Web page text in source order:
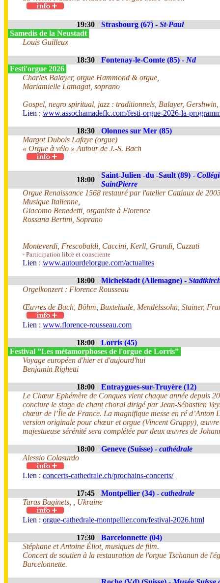
19:30 Strasbourg (67) - St-Paul
Samedis de la Neustadt
Louis Guilleux
18:30 Fontenay-le-Comte (85) - Nd
Festi'orgue 2026
Charles Balayer, orgue Hammond & orgue,
Mariamielle Lamagat, soprano
Gospel, negro spiritual, jazz : traditionnels, Balayer, Gershwin,
Lien : www.assochamadeflc.com/festi-orgue-2026-la-
18:30
Olonnes sur Mer (85)
Margot Dubois Lafaye (orgue)
« Orgue à vélo » Autour de J.-S. Bach
18:00
Saint-Julien -du -Sault (89) -
SaintPierre
Orgue Renaissance 1568 restauré par l'atelier Cattiaux de
Musique Italienne,
Giacomo Benedetti, organiste à Florence
Rossana Bertini, Soprano
Monteverdi, Frescobaldi, Caccini, Kerll, Grandi, Cazzati
- Participation libre et consciente
Lien : www.autourdelorgue.com/actualites
18:00 Michelstadt (Allemagne) -
Orgelkonzert : Florence Rousseau
Œuvres de Bach, Böhm, Buxtehude, Mendelssohn, Stainer,
Lien : www.florence-rousseau.com
18:00
Lorris (45)
Festival ”Les métamorphoses de l'orgue de Lorris”
Voyage européen d'hier et d'aujourd'hui
Benjamin Righetti
18:00
Entraygues-sur-Truyère (12)
Le Chœur Ephémère de Conques vient chaque année depuis
conclure le stage de chant choral dirigé par Jean-Sébastien
chœur de l’Île de France. La magnifique messe en ré d’Anton
version originale pour chœur et orgue (Vincent Grappy), œuvre
majestueuse sérénité sera complétée par deux œuvres de
18:00 Geneve (Suisse) - cathédrale
Alessio Colasurdo
Lien : concerts-cathedrale.ch/prochains-concerts/
17:45 Montpellier (34) - cathedrale
Taras Baginets, , Ukraine
Lien : orgue-cathedrale-montpellier.com/festival-2026.html
17:30
Barcelonnette (04)
Stéphane et Antoine Éliot, musiques de film.
Concert de soutien à la restauration de l'orgue Tschanun de
Barcelonnette.